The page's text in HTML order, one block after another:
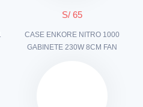
S/ 65
CASE ENKORE NITRO 1000
GABINETE 230W 8CM FAN